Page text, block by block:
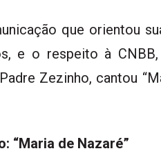
que orientou
e o respeito à
Zezinho, cantou
“Maria de Nazaré”